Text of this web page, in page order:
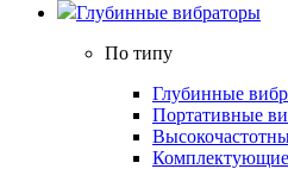
Глубинные вибраторы
По типу
Глубинные
Портативные
Комплектующие